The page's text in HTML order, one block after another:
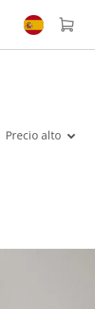
Precio alto